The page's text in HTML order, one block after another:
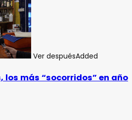
Ver despuésAdded
los más “socorridos” en año